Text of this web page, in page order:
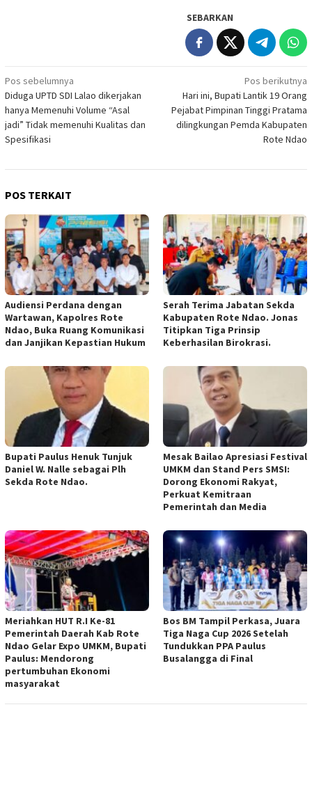
SEBARKAN
Navigasi
pos
Pos sebelumnya
Diduga UPTD SDI Lalao dikerjakan
hanya Memenuhi Volume “Asal
jadi” Tidak memenuhi Kualitas dan
Spesifikasi
Pos berikutnya
Hari ini, Bupati Lantik 19 Orang
Pejabat Pimpinan Tinggi Pratama
dilingkungan Pemda Kabupaten
Rote Ndao
POS TERKAIT
Audiensi Perdana dengan
Wartawan, Kapolres Rote
Ndao, Buka Ruang Komunikasi
dan Janjikan Kepastian Hukum
Serah Terima Jabatan Sekda
Kabupaten Rote Ndao. Jonas
Titipkan Tiga Prinsip
Keberhasilan Birokrasi.
Bupati Paulus Henuk Tunjuk
Daniel W. Nalle sebagai Plh
Sekda Rote Ndao.
Mesak Bailao Apresiasi Festival
UMKM dan Stand Pers SMSI:
Dorong Ekonomi Rakyat,
Perkuat Kemitraan
Pemerintah dan Media
Meriahkan HUT R.I Ke-81
Pemerintah Daerah Kab Rote
Ndao Gelar Expo UMKM, Bupati
Paulus: Mendorong
pertumbuhan Ekonomi
masyarakat
Bos BM Tampil Perkasa, Juara
Tiga Naga Cup 2026 Setelah
Tundukkan PPA Paulus
Busalangga di Final